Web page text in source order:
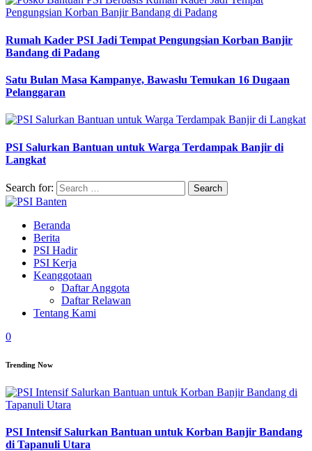
Rumah Kader PSI Jadi Tempat Pengungsian Korban Banjir
Bandang di Padang
Satu Bulan Masa Kampanye, Bawaslu Temukan 16 Dugaan
Pelanggaran
PSI Salurkan Bantuan untuk Warga Terdampak Banjir di
Langkat
Search for:
Beranda
Berita
PSI Hadir
PSI Kerja
Keanggotaan
Daftar Anggota
Daftar Relawan
Tentang Kami
0
Trending Now
PSI Intensif Salurkan Bantuan untuk Korban Banjir Bandang
di Tapanuli Utara